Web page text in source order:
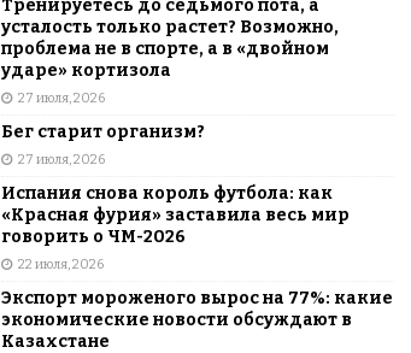
Тренируетесь до седьмого пота, а
усталость только растет? Возможно,
проблема не в спорте, а в «двойном
ударе» кортизола
27 июля, 2026
Бег старит организм?
27 июля, 2026
Испания снова король футбола: как
«Красная фурия» заставила весь мир
говорить о ЧМ-2026
22 июля, 2026
Экспорт мороженого вырос на 77%: какие
экономические новости обсуждают в
Казахстане